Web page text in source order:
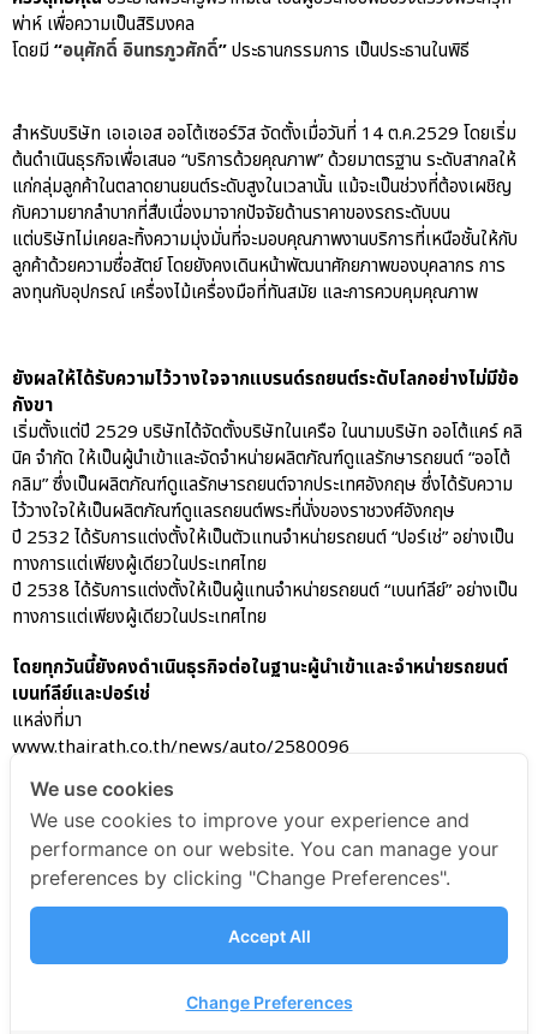
AAS Motorsport
AAS Porsche
Bentley
career
news
Uncategorized
พ่าห์ เพื่อความเป็นสิริมงคล
โดยมี“อนุศักดิ์ อินทรภูวศักดิ์”ประธานกรรมการ เป็นประธานในพิธี
สำหรับบริษัท เอเอเอส ออโต้เซอร์วิส จัดตั้งเมื่อวันที่ 14 ต.ค.2529 โดยเริ่ม
ต้นดำเนินธุรกิจเพื่อเสนอ “บริการด้วยคุณภาพ” ด้วยมาตรฐาน ระดับสากลให้
แก่กลุ่มลูกค้าในตลาดยานยนต์ระดับสูงในเวลานั้น แม้จะเป็นช่วงที่ต้องเผชิญ
กับความยากลำบากที่สืบเนื่องมาจากปัจจัยด้านราคาของรถระดับบน
แต่บริษัทไม่เคยละทิ้งความมุ่งมั่นที่จะมอบคุณภาพงานบริการที่เหนือชั้นให้กับ
ลูกค้าด้วยความซื่อสัตย์ โดยยังคงเดินหน้าพัฒนาศักยภาพของบุคลากร การ
ลงทุนกับอุปกรณ์ เครื่องไม้เครื่องมือที่ทันสมัย และการควบคุมคุณภาพ
ยังผลให้ได้รับความไว้วางใจจากแบรนด์รถยนต์ระดับโลกอย่างไม่มีข้อ
กังขา
เริ่มตั้งแต่ปี 2529 บริษัทได้จัดตั้งบริษัทในเครือ ในนามบริษัท ออโต้แคร์ คลิ
นิค จำกัด ให้เป็นผู้นำเข้าและจัดจำหน่ายผลิตภัณฑ์ดูแลรักษารถยนต์ “ออโต้
กลิม” ซึ่งเป็นผลิตภัณฑ์ดูแลรักษารถยนต์จากประเทศอังกฤษ ซึ่งได้รับความ
ไว้วางใจให้เป็นผลิตภัณฑ์ดูแลรถยนต์พระที่นั่งของราชวงศ์อังกฤษ
ปี 2532 ได้รับการแต่งตั้งให้เป็นตัวแทนจำหน่ายรถยนต์ “ปอร์เช่” อย่างเป็น
ทางการแต่เพียงผู้เดียวในประเทศไทย
ปี 2538 ได้รับการแต่งตั้งให้เป็นผู้แทนจำหน่ายรถยนต์ “เบนท์ลีย์” อย่างเป็น
ทางการแต่เพียงผู้เดียวในประเทศไทย
โดยทุกวันนี้ยังคงดำเนินธุรกิจต่อในฐานะผู้นำเข้าและจำหน่ายรถยนต์
เบนท์ลีย์และปอร์เช่
แหล่งที่มา
www.thairath.co.th/news/auto/2580096
AAS-Porsche PR
AAS-Porsche PR December 19, 2022 9:29 am
We use cookies
We use cookies to improve your experience and
performance on our website. You can manage your
preferences by clicking "Change Preferences".
Accept All
Change Preferences